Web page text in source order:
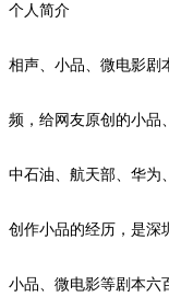
个人简介
相声、小品、微电影剧
频，给网友原创 的小品
中石油、航天部、华为
创作小品的经历，是深
小品、微电影等剧本六